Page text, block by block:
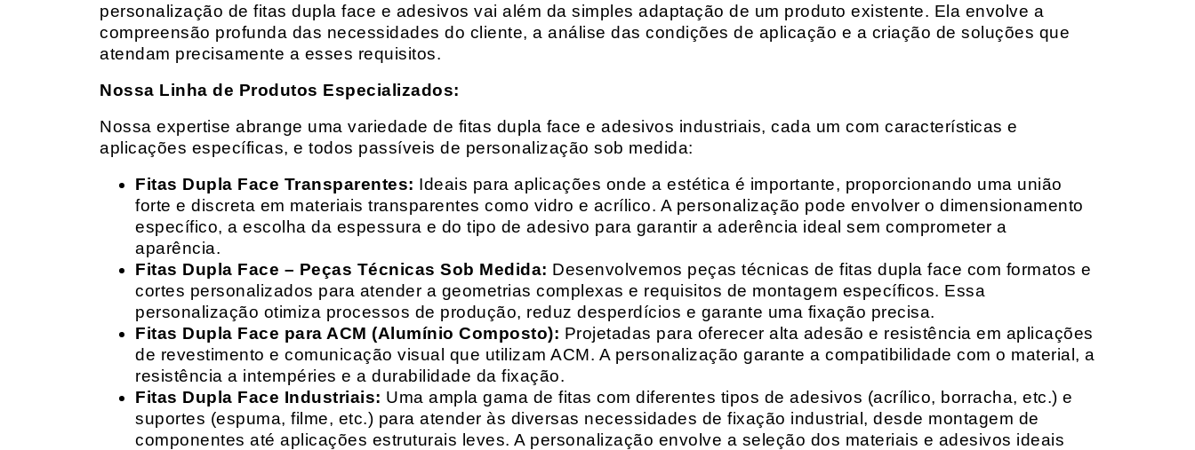
personalização de fitas dupla face e adesivos vai além da simples adaptação de um produto existente. Ela envolve a
compreensão profunda das necessidades do cliente, a análise das condições de aplicação e a criação de soluções que
atendam precisamente a esses requisitos.
Nossa Linha de Produtos Especializados:
Nossa expertise abrange uma variedade de fitas dupla face e adesivos industriais, cada um com características e
aplicações específicas, e todos passíveis de personalização sob medida:
Fitas Dupla Face Transparentes: Ideais para aplicações onde a estética é importante, proporcionando uma união
forte e discreta em materiais transparentes como vidro e acrílico. A personalização pode envolver o dimensionamento
específico, a escolha da espessura e do tipo de adesivo para garantir a aderência ideal sem comprometer a
aparência.
Fitas Dupla Face – Peças Técnicas Sob Medida: Desenvolvemos peças técnicas de fitas dupla face com formatos e
cortes personalizados para atender a geometrias complexas e requisitos de montagem específicos. Essa
personalização otimiza processos de produção, reduz desperdícios e garante uma fixação precisa.
Fitas Dupla Face para ACM (Alumínio Composto): Projetadas para oferecer alta adesão e resistência em aplicações
de revestimento e comunicação visual que utilizam ACM. A personalização garante a compatibilidade com o material, a
resistência a intempéries e a durabilidade da fixação.
Fitas Dupla Face Industriais: Uma ampla gama de fitas com diferentes tipos de adesivos (acrílico, borracha, etc.) e
suportes (espuma, filme, etc.) para atender às diversas necessidades de fixação industrial, desde montagem de
componentes até aplicações estruturais leves. A personalização envolve a seleção dos materiais e adesivos ideais